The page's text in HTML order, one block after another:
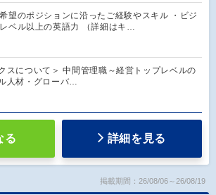
希望のポジションに沿ったご経験やスキル ・ビジ
ベル以上の英語力 （詳細はキ…
スについて＞ 中間管理職～経営トップレベルの
人材・グローバ…
る 詳細を見る
掲載期間：26/08/06～26/08/19